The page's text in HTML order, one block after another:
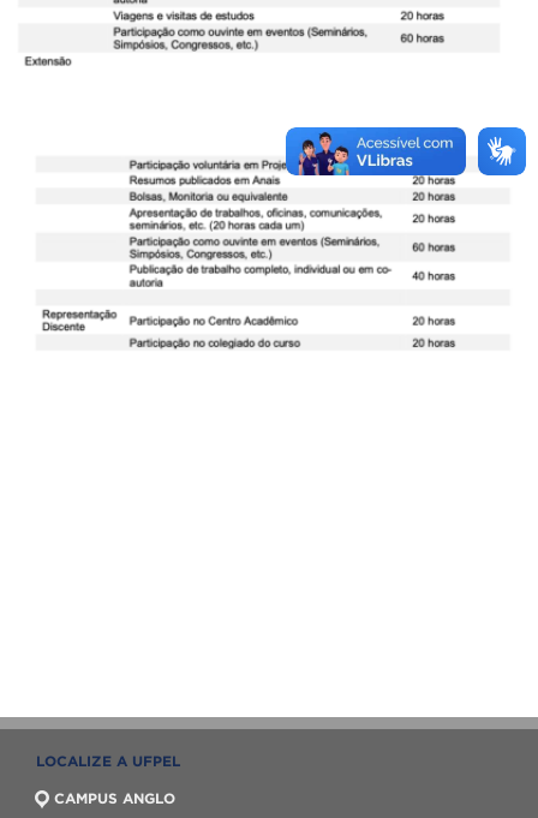
LOCALIZE A UFPEL
CAMPUS ANGLO